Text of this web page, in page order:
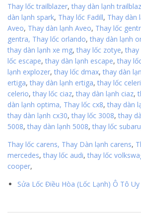
Thay lốc trailblazer, thay dàn lạnh
dàn lạnh spark, Thay lốc Fadill, Thay dàn
Aveo, Thay dàn lạnh Aveo, Thay lốc
gentra, Thay lốc orlando, thay dàn lạnh
thay dàn lạnh xe mg, thay lốc zotye, thay
lốc escape, thay dàn lạnh escape, thay
lạnh explozer, thay lốc dmax, thay dàn
ertiga, thay dàn lạnh ertiga, thay lốc
celerio, thay lốc ciaz, thay dàn lạnh ciaz,
dàn lạnh optima, Thay lốc cx8, thay dàn
thay dàn lạnh cx30, thay lốc 3008, thay
5008, thay dàn lạnh 5008, thay lốc subaru
Thay lốc carens, Thay Dàn lạnh carens,
mercedes, thay lốc audi, thay lốc
cooper,
Sửa Lốc Điều Hòa (Lốc Lạnh) Ô Tô